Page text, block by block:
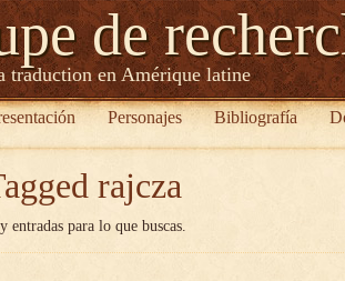
de
traduction en Amérique latine
Personajes Bibliografía
rajcza
entradas para lo que buscas.